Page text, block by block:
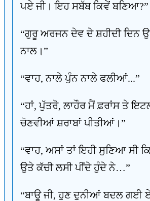
ਪਏ ਜੀ। ਇਹ ਸਬੱਬ ਕਿਵੇਂ ਬਣਿਆ?”
“ਗੁਰੂ ਅਰਜਨ ਦੇਵ ਦੇ ਸ਼ਹੀਦੀ ਦਿਨ
ਨਾਲ।”
“ਵਾਹ, ਨਾਲੇ ਪੁੰਨ ਨਾਲੇ ਫਲੀਆਂ...”
“ਹਾਂ, ਪੁੱਤਰੋ, ਲਾਹੌਰ ਮੈਂ ਫ਼ਰਾਂਸ ਤੇ
ਚੋਣਵੀਆਂ ਸ਼ਰਾਬਾਂ ਪੀਤੀਆਂ।”
“ਵਾਹ, ਅਸਾਂ ਤਾਂ ਇਹੀ ਸੁਣਿਆ ਸੀ
ਉਤੇ ਕੱਚੀ ਲਸੀ ਪੀਂਦੇ ਹੁੰਦੇ ਨੇ…”
“ਬਾਊ ਜੀ, ਹੁਣ ਦੁਨੀਆਂ ਬਦਲ ਗਈ